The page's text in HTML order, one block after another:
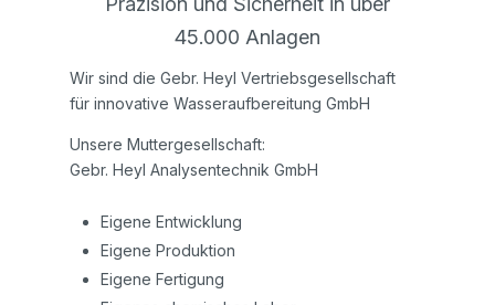
45.000 Anlagen
Wir sind die Gebr. Heyl Vertriebsgesellschaft
für innovative Wasseraufbereitung GmbH
Unsere Muttergesellschaft:
Gebr. Heyl Analysentechnik GmbH
Eigene Entwicklung
Eigene Produktion
Eigene Fertigung